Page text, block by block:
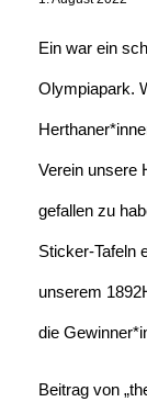
Ein war ein
Olympiapark.
Verein unsere
gefallen zu
Sticker-Tafeln
unserem
die
Beitrag von